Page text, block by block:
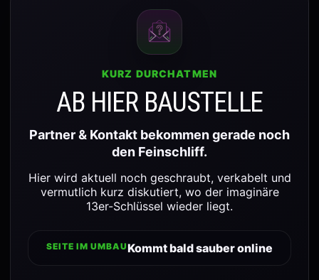
KURZ DURCHATMEN
AB HIER BAUSTELLE
Partner & Kontakt bekommen gerade noch
den Feinschliff.
Hier wird aktuell noch geschraubt, verkabelt und
vermutlich kurz diskutiert, wo der imaginäre
13er-Schlüssel wieder liegt.
SEITE IM UMBAUKommt bald sauber online